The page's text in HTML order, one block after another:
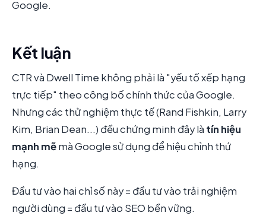
Google.
Kết luận
CTR và Dwell Time không phải là "yếu tố xếp hạng
trực tiếp" theo công bố chính thức của Google.
Nhưng các thử nghiệm thực tế (Rand Fishkin, Larry
Kim, Brian Dean...) đều chứng minh đây là tín hiệu
mạnh mẽmà Google sử dụng để hiệu chỉnh thứ
hạng.
Đầu tư vào hai chỉ số này = đầu tư vào trải nghiệm
người dùng = đầu tư vào SEO bền vững.